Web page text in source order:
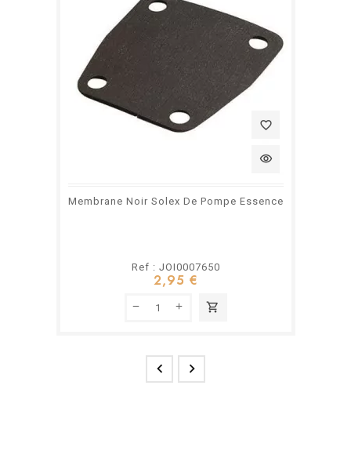
favorite_border
visibility
Membrane Noir Solex De Pompe Essence
Ref : JOI0007650
2,95 €
shopping_cart
 